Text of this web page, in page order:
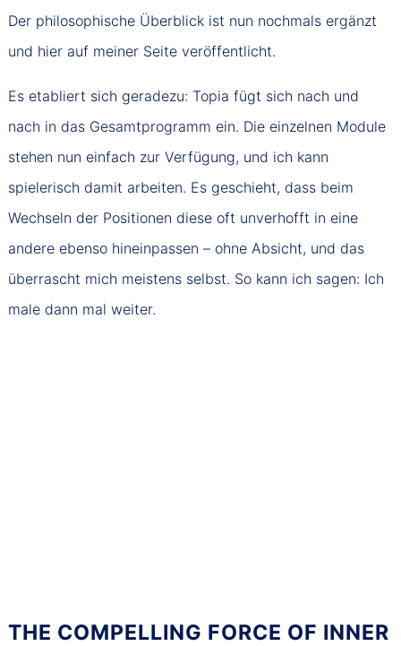
Der philosophische Überblick ist nun nochmals ergänzt
und hier auf meiner Seite veröffentlicht.
Es etabliert sich geradezu: Topia fügt sich nach und
nach in das Gesamtprogramm ein. Die einzelnen Module
stehen nun einfach zur Verfügung, und ich kann
spielerisch damit arbeiten. Es geschieht, dass beim
Wechseln der Positionen diese oft unverhofft in eine
andere ebenso hineinpassen – ohne Absicht, und das
überrascht mich meistens selbst. So kann ich sagen: Ich
male dann mal weiter.
THE COMPELLING FORCE OF INNER